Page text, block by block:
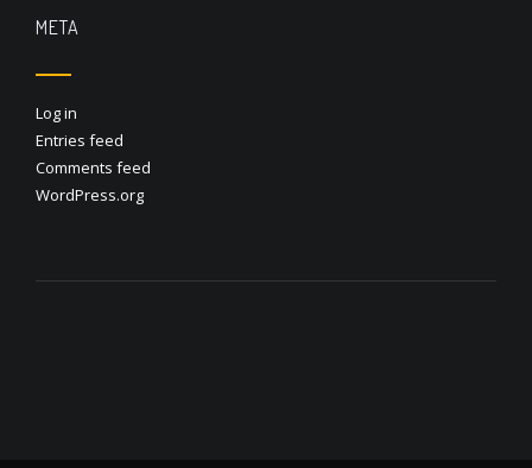
META
Log in
Entries feed
Comments feed
WordPress.org